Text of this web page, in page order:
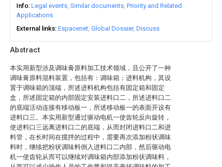
Abstract
本实用新型涉及调味膏原料加工技术领域，且公开了一种
调味膏原料混料装置，包括有：调味箱；进料机构，其设
置于调味箱的顶端，所述进料机构包括有固定箱和固定
盒，所述固定箱的内部固定安装进料口二，所述进料口二
的底端活动连接有移动板一，所述移动板一的表面开设有
进料口三。本实用新型通过驱动电机一使齿轮反向旋转，
使进料口三远离进料口二的底端，从而封闭进料口二和进
料管，在长时间在搅拌的过程中，需要再次添加粉状调味
料时，继续把粉状调味料倒入进料口二内部，然后驱动电
机一使齿轮从而可以继续对调味箱内部添加粉状调味料，
Info Legal events Similar documents Priority and Related
Applications
External links Espacenet Global Dossier Discuss